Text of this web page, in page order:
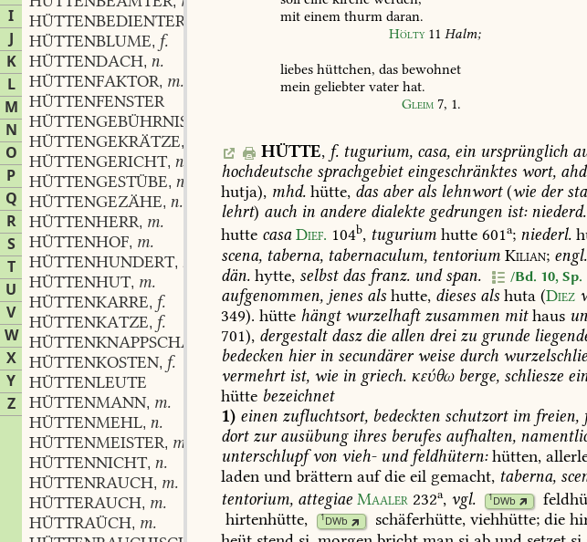
I
J
K
L
M
N
O
P
Q
R
S
T
U
V
W
X
Y
Z
HÜTTENBEDIENTER
HÜTTENBLUME, f.
HÜTTENDACH, n.
HÜTTENFAKTOR, m.
HÜTTENFENSTER
HÜTTENGEBÜHRNIS
HÜTTENGEKRÄTZE,
HÜTTENGERICHT, n.
HÜTTENGESTÜBE, n.
HÜTTENGEZÄHE, n.
HÜTTENHERR, m.
HÜTTENHOF, m.
HÜTTENHUNDERT, n.
HÜTTENHUT, m.
HÜTTENKARRE, f.
HÜTTENKATZE, f.
HÜTTENKNAPPSCHAFT
f.
HÜTTENKOSTEN, f.
HÜTTENLEUTE
HÜTTENMANN, m.
HÜTTENMEHL, n.
HÜTTENMEISTER, m.
HÜTTENNICHT, n.
HÜTTENRAUCH, m.
HÜTTERAUCH, m.
HÜTTRAÜCH, m.
mit einem thurm daran.
Hölty 11 Halm;
liebes hüttchen, das bewohnet
mein geliebter vater hat.
Gleim 7, 1.
HÜTTE, f. tugurium,casa,einursprünglich
hochdeutsche sprachgebieteingeschränktes wort,
hutja), mhd. hütte, das aberals lehnwort(wie der
lehrt) auch in andere dialekte gedrungen ist:niederd.
hutte casa Dief. 104b, tugurium hutte 601a; niederl.
scena, taberna, tabernaculum, tentorium Kilian; engl.
dän. hytte, selbstdas franz. undspan. /Bd. 10, Sp.
aufgenommen, jenes als hutte, dieses als huta (Diez
349). hütte hängtwurzelhaftzusammen mithaus
701), dergestaltdaszdie allen dreizu grunde
bedecken hierin secundärerweise durch
vermehrtist, wie in griech. κεύθω berge, schliesze
hütte bezeichnet
1) einen zufluchtsort, bedeckten schutzortim freien,
dortzurausübungihres berufes aufhalten,
unterschlupfvon vieh-undfeldhütern:hütten,
laden und brättern aufdie eil gemacht, taberna,
tentorium, attegiae Maaler 232a, vgl. 1DWb
hirtenhütte, 1DWb schäferhütte, viehhütte; die